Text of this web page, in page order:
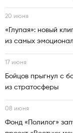
20 июня
«Глупая»: новый
из самых
17 июня
Бойцов прыгнул с
из стратосферы
08 июня
Фонд «Полилог»